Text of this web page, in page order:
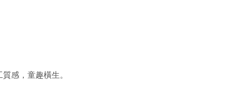
感，童趣橫生。